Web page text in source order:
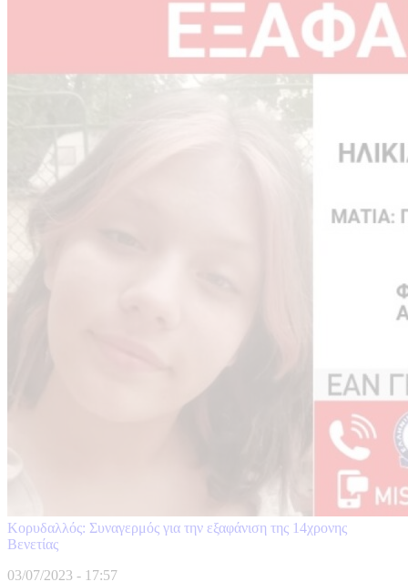
Κορυδαλλός: Συναγερμός για την εξαφάνιση της 14χρονης
Βενετίας
03/07/2023 - 17:57